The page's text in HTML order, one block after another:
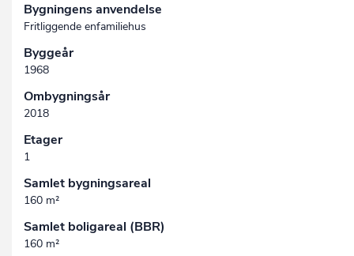
Bygningens anvendelse
Fritliggende enfamiliehus
Byggeår
1968
Ombygningsår
2018
Etager
1
Samlet bygningsareal
160 m²
Samlet boligareal (BBR)
160 m²